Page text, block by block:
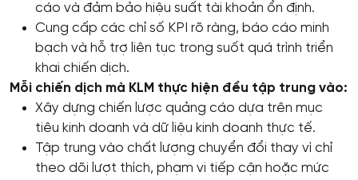
cáo và đảm bảo hiệu suất tài khoản ổn định.
Cung cấp các chỉ số KPI rõ ràng, báo cáo minh
bạch và hỗ trợ liên tục trong suốt quá trình triển
khai chiến dịch.
Mỗi chiến dịch mà KLM thực hiện đều tập trung vào:
Xây dựng chiến lược quảng cáo dựa trên mục
tiêu kinh doanh và dữ liệu kinh doanh thực tế.
Tập trung vào chất lượng chuyển đổi thay vì chỉ
theo dõi lượt thích, phạm vi tiếp cận hoặc mức